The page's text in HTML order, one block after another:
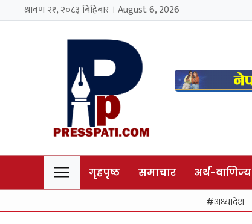
श्रावण २१, २०८३ बिहिबार । August 6, 2026
गृहपृष्ठ समाचार अर्थ-वाणिज्य
अध्यादेश